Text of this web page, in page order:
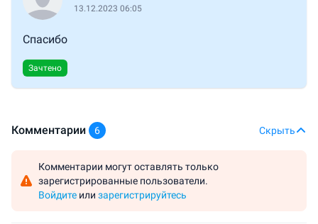
13.12.2023 06:05
Спасибо
Зачтено
Комментарии 6 Скрыть
Комментарии могут оставлять только
зарегистрированные пользователи.
Войдите или зарегистрируйтесь